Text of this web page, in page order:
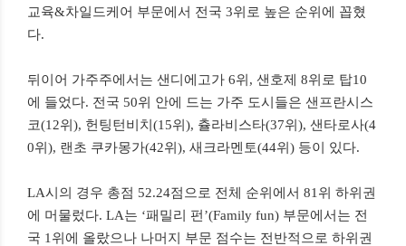
교육&차일드케어 부문에서 전국 3위로 높은 순위에 꼽혔
다.
뒤이어 가주주에서는 샌디에고가 6위, 샌호제 8위로 탑10
에 들었다. 전국 50위 안에 드는 가주 도시들은 샌프란시스
코(12위), 헌팅턴비치(15위), 츌라비스타(37위), 샌타로사(4
0위), 랜초 쿠카몽가(42위), 새크라멘토(44위) 등이 있다.
LA시의 경우 총점 52.24점으로 전체 순위에서 81위 하위권
에 머물렀다. LA는 ‘패밀리 펀’(Family fun) 부문에서는 전
국 1위에 올랐으나 나머지 부문 점수는 전반적으로 하위권